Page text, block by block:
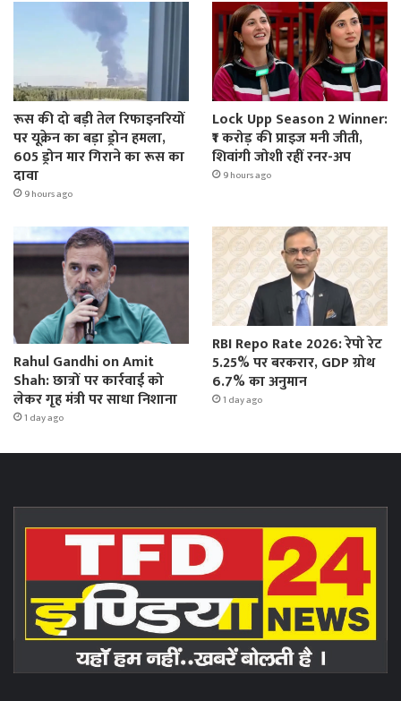
रूस की दो बड़ी तेल रिफाइनरियों
पर यूक्रेन का बड़ा ड्रोन हमला,
605 ड्रोन मार गिराने का रूस का
दावा
9 hours ago
Lock Upp Season 2 Winner:
₹1 करोड़ की प्राइज मनी जीती,
शिवांगी जोशी रहीं रनर-अप
9 hours ago
Rahul Gandhi on Amit
Shah: छात्रों पर कार्रवाई को
लेकर गृह मंत्री पर साधा निशाना
1 day ago
RBI Repo Rate 2026: रेपो रेट
5.25% पर बरकरार, GDP ग्रोथ
6.7% का अनुमान
1 day ago